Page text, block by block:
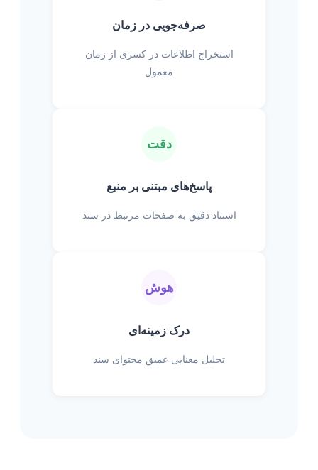
صرفه‌جویی در زمان
استخراج اطلاعات در کسری از زمان
معمول
دقت
پاسخ‌های مبتنی بر منبع
استناد دقیق به صفحات مرتبط در سند
هوش
درک زمینه‌ای
تحلیل معنایی عمیق محتوای سند